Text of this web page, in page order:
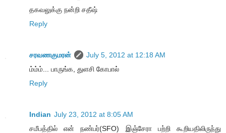
தகவலுக்கு நன்றி சதீஷ்
Reply
சரவணகுமரன்
July 5, 2012 at 12:18 AM
ம்ம்ம்... பாருங்க, துளசி கோபால்
Reply
Indian July 23, 2012 at 8:05 AM
சமீபத்தில் என் நண்பர்(SFO) இஞ்சேரா பற்றி கூறியதிலிருந்து